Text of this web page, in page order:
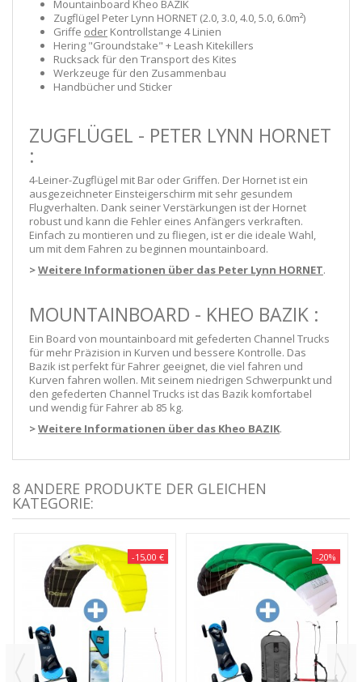
Mountainboard Kheo BAZIK
Zugflügel Peter Lynn HORNET (2.0, 3.0, 4.0, 5.0, 6.0m²)
Griffe oder Kontrollstange 4 Linien
Hering "Groundstake" + Leash Kitekillers
Rucksack für den Transport des Kites
Werkzeuge für den Zusammenbau
Handbücher und Sticker
ZUGFLÜGEL - PETER LYNN HORNET
:
4-Leiner-Zugflügel mit Bar oder Griffen. Der Hornet ist ein
ausgezeichneter Einsteigerschirm mit sehr gesundem
Flugverhalten. Dank seiner Verstärkungen ist der Hornet
robust und kann die Fehler eines Anfängers verkraften.
Einfach zu montieren und zu fliegen, ist er die ideale Wahl,
um mit dem Fahren zu beginnen mountainboard.
>Weitere Informationen über das Peter Lynn HORNET.
MOUNTAINBOARD - KHEO BAZIK :
Ein Board von mountainboard mit gefederten Channel Trucks
für mehr Präzision in Kurven und bessere Kontrolle. Das
Bazik ist perfekt für Fahrer geeignet, die viel fahren und
Kurven fahren wollen. Mit seinem niedrigen Schwerpunkt und
den gefederten Channel Trucks ist das Bazik komfortabel
und wendig für Fahrer ab 85 kg.
>Weitere Informationen über das Kheo BAZIK.
8 ANDERE PRODUKTE DER GLEICHEN
KATEGORIE:
-15,00 € -20%